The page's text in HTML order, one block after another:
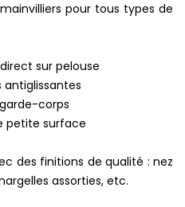
pour tous types de
sur pelouse
antiglissantes
corps
petite surface
des finitions de qualité : nez
assorties, etc.